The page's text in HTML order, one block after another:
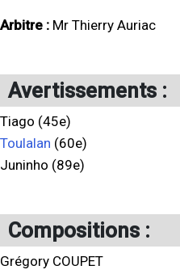
Arbitre : Mr Thierry Auriac
Avertissements :
Tiago (45e)
Toulalan (60e)
Juninho (89e)
Compositions :
Grégory COUPET